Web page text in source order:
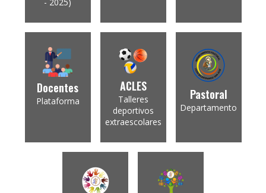
Docentes
Plataforma
ACLES
Talleres
deportivos
extraescolares
Pastoral
Departamento